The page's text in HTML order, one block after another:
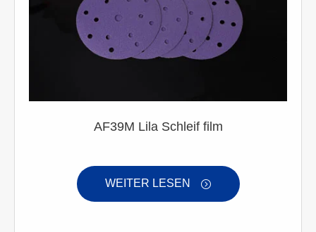
AF39M Lila Schleif film
WEITER LESEN 